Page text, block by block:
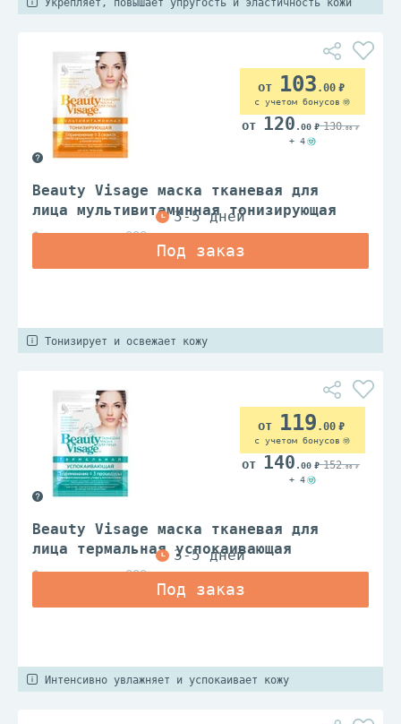
Укрепляет, повышает упругость и эластичность кожи
Beauty Visage маска тканевая для
лица мультивитаминная тонизирующая
Фитокосметик ООО
103 .00
с учетом бонусов
120 .00 130.00
+ 4
Тонизирует и освежает кожу
Beauty Visage маска тканевая для
лица термальная успокаивающая
Фитокосметик ООО
119 .00
с учетом бонусов
140 .00 152.00
+ 4
Интенсивно увлажняет и успокаивает кожу